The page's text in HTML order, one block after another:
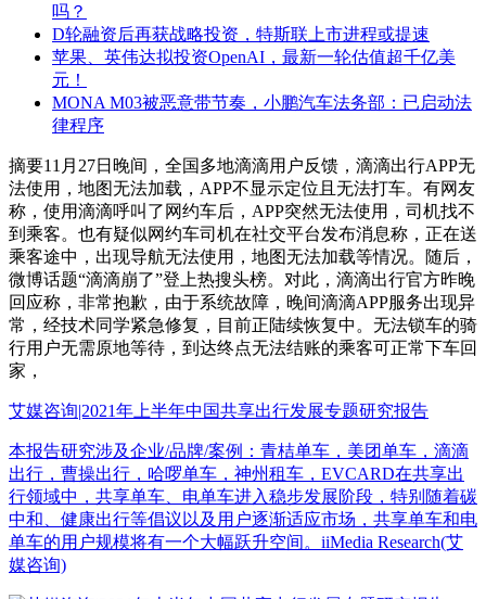
吗？
D轮融资后再获战略投资，特斯联上市进程或提速
苹果、英伟达拟投资OpenAI，最新一轮估值超千亿美
元！
MONA M03被恶意带节奏，小鹏汽车法务部：已启动法
律程序
摘要11月27日晚间，全国多地滴滴用户反馈，滴滴出行APP无
法使用，地图无法加载，APP不显示定位且无法打车。有网友
称，使用滴滴呼叫了网约车后，APP突然无法使用，司机找不
到乘客。也有疑似网约车司机在社交平台发布消息称，正在送
乘客途中，出现导航无法使用，地图无法加载等情况。随后，
微博话题“滴滴崩了”登上热搜头榜。对此，滴滴出行官方昨晚
回应称，非常抱歉，由于系统故障，晚间滴滴APP服务出现异
常，经技术同学紧急修复，目前正陆续恢复中。无法锁车的骑
行用户无需原地等待，到达终点无法结账的乘客可正常下车回
家，
艾媒咨询|2021年上半年中国共享出行发展专题研究报告
本报告研究涉及企业/品牌/案例：青桔单车，美团单车，滴滴
出行，曹操出行，哈啰单车，神州租车，EVCARD在共享出
行领域中，共享单车、电单车进入稳步发展阶段，特别随着碳
中和、健康出行等倡议以及用户逐渐适应市场，共享单车和电
单车的用户规模将有一个大幅跃升空间。iiMedia Research(艾
媒咨询)